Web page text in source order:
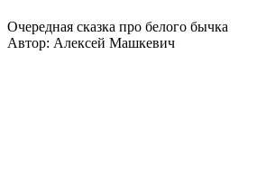
Очередная сказка про белого бычка
Автор: Алексей Машкевич